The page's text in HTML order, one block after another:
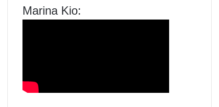
Marina Kio: